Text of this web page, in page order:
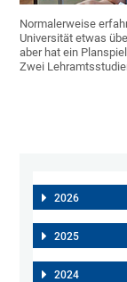
Normalerweise
Universität etwas
aber hat ein
Zwei
2026
2025
2024